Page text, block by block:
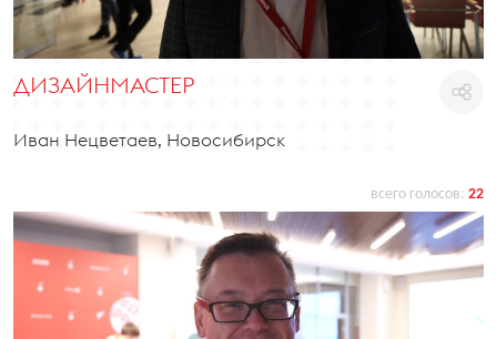
ДИЗАЙНМАСТЕР
Иван Нецветаев, Новосибирск
всего голосов: 22